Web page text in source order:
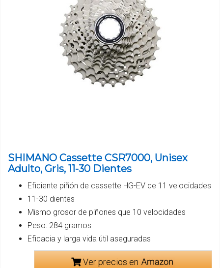
SHIMANO Cassette CSR7000, Unisex
Adulto, Gris, 11-30 Dientes
Eficiente piñón de cassette HG-EV de 11 velocidades
11-30 dientes
Mismo grosor de piñones que 10 velocidades
Peso: 284 gramos
Eficacia y larga vida útil aseguradas
Ver precios en